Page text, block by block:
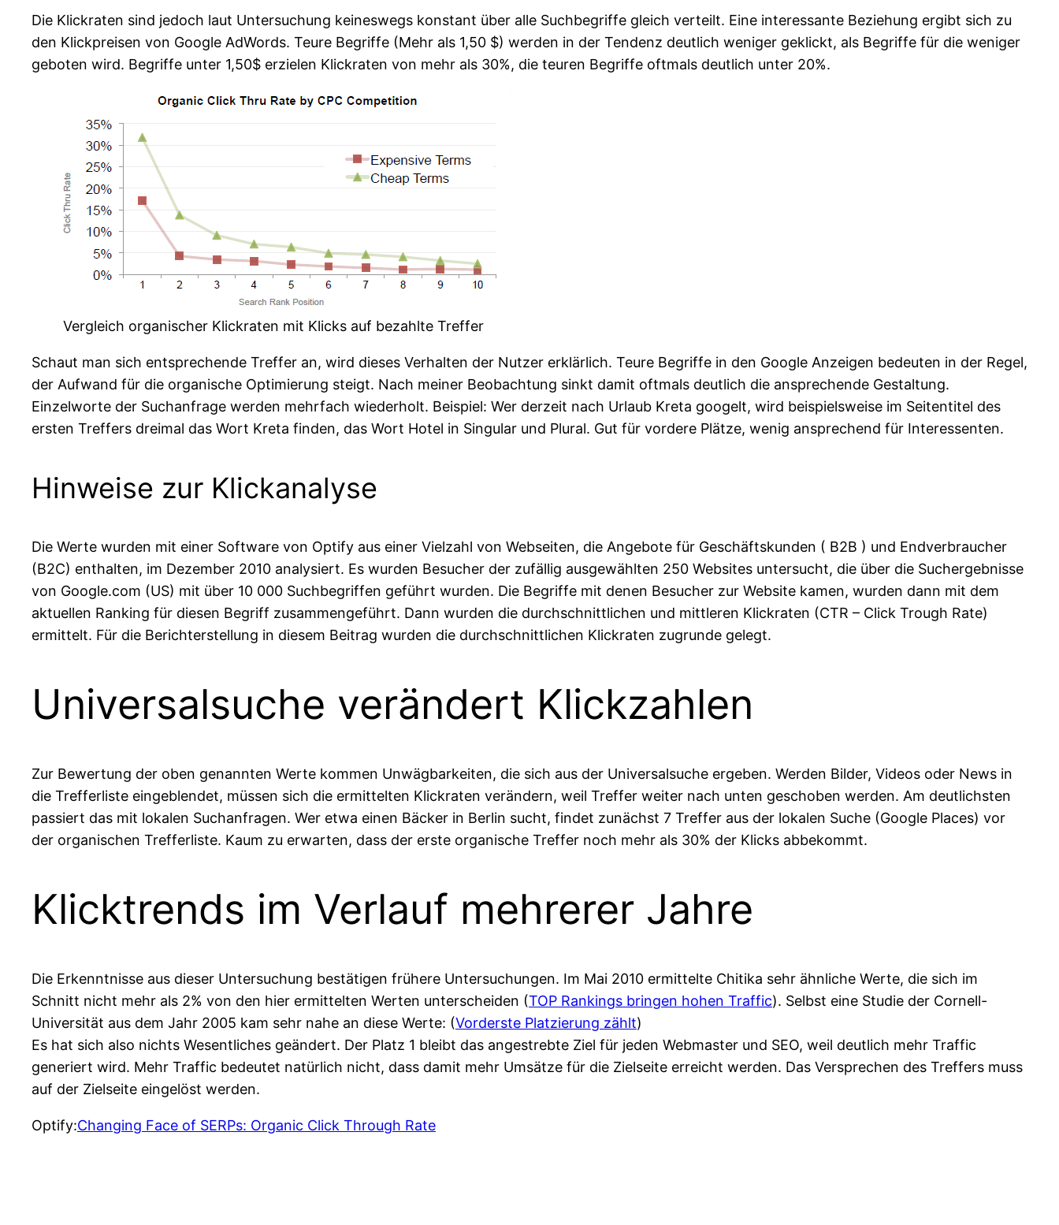
Die Klickraten sind jedoch laut Untersuchung keineswegs konstant über alle Suchbegriffe gleich verteilt. Eine interessante Beziehung ergibt sich zu
den Klickpreisen von Google AdWords. Teure Begriffe (Mehr als 1,50 $) werden in der Tendenz deutlich weniger geklickt, als Begriffe für die weniger
geboten wird. Begriffe unter 1,50$ erzielen Klickraten von mehr als 30%, die teuren Begriffe oftmals deutlich unter 20%.
Vergleich organischer Klickraten mit Klicks auf bezahlte Treffer
Schaut man sich entsprechende Treffer an, wird dieses Verhalten der Nutzer erklärlich. Teure Begriffe in den Google Anzeigen bedeuten in der Regel,
der Aufwand für die organische Optimierung steigt. Nach meiner Beobachtung sinkt damit oftmals deutlich die ansprechende Gestaltung.
Einzelworte der Suchanfrage werden mehrfach wiederholt. Beispiel: Wer derzeit nach Urlaub Kreta googelt, wird beispielsweise im Seitentitel des
ersten Treffers dreimal das Wort Kreta finden, das Wort Hotel in Singular und Plural. Gut für vordere Plätze, wenig ansprechend für Interessenten.
Hinweise zur Klickanalyse
Die Werte wurden mit einer Software von Optify aus einer Vielzahl von Webseiten, die Angebote für Geschäftskunden ( B2B ) und Endverbraucher
(B2C) enthalten, im Dezember 2010 analysiert. Es wurden Besucher der zufällig ausgewählten 250 Websites untersucht, die über die Suchergebnisse
von Google.com (US) mit über 10 000 Suchbegriffen geführt wurden. Die Begriffe mit denen Besucher zur Website kamen, wurden dann mit dem
aktuellen Ranking für diesen Begriff zusammengeführt. Dann wurden die durchschnittlichen und mittleren Klickraten (CTR – Click Trough Rate)
ermittelt. Für die Berichterstellung in diesem Beitrag wurden die durchschnittlichen Klickraten zugrunde gelegt.
Universalsuche verändert Klickzahlen
Zur Bewertung der oben genannten Werte kommen Unwägbarkeiten, die sich aus der Universalsuche ergeben. Werden Bilder, Videos oder News in
die Trefferliste eingeblendet, müssen sich die ermittelten Klickraten verändern, weil Treffer weiter nach unten geschoben werden. Am deutlichsten
passiert das mit lokalen Suchanfragen. Wer etwa einen Bäcker in Berlin sucht, findet zunächst 7 Treffer aus der lokalen Suche (Google Places) vor
der organischen Trefferliste. Kaum zu erwarten, dass der erste organische Treffer noch mehr als 30% der Klicks abbekommt.
Klicktrends im Verlauf mehrerer Jahre
Die Erkenntnisse aus dieser Untersuchung bestätigen frühere Untersuchungen. Im Mai 2010 ermittelte Chitika sehr ähnliche Werte, die sich im
Schnitt nicht mehr als 2% von den hier ermittelten Werten unterscheiden (TOP Rankings bringen hohen Traffic). Selbst eine Studie der Cornell-
Universität aus dem Jahr 2005 kam sehr nahe an diese Werte: (Vorderste Platzierung zählt)
Es hat sich also nichts Wesentliches geändert. Der Platz 1 bleibt das angestrebte Ziel für jeden Webmaster und SEO, weil deutlich mehr Traffic
generiert wird. Mehr Traffic bedeutet natürlich nicht, dass damit mehr Umsätze für die Zielseite erreicht werden. Das Versprechen des Treffers muss
auf der Zielseite eingelöst werden.
Optify:Changing Face of SERPs: Organic Click Through Rate